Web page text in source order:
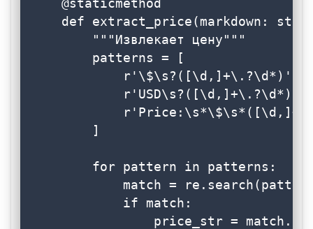
    @staticmethod
def extract_price(markdown:
        """Извлекает цену"""
        patterns = [
r'\$\s?([\d,]+\.?\d*)',
        ]
        for pattern in patterns:
match =
            if match:
price_str =